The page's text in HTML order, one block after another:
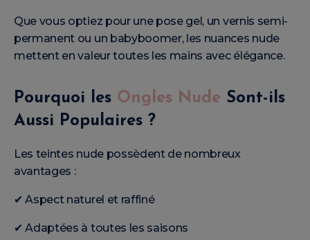
Que vous optiez pour une pose gel, un vernis semi-
permanent ou un babyboomer, les nuances nude
mettent en valeur toutes les mains avec élégance.
Pourquoi les Ongles Nude Sont-ils
Aussi Populaires ?
Les teintes nude possèdent de nombreux
avantages :
✔ Aspect naturel et raffiné
✔ Adaptées à toutes les saisons